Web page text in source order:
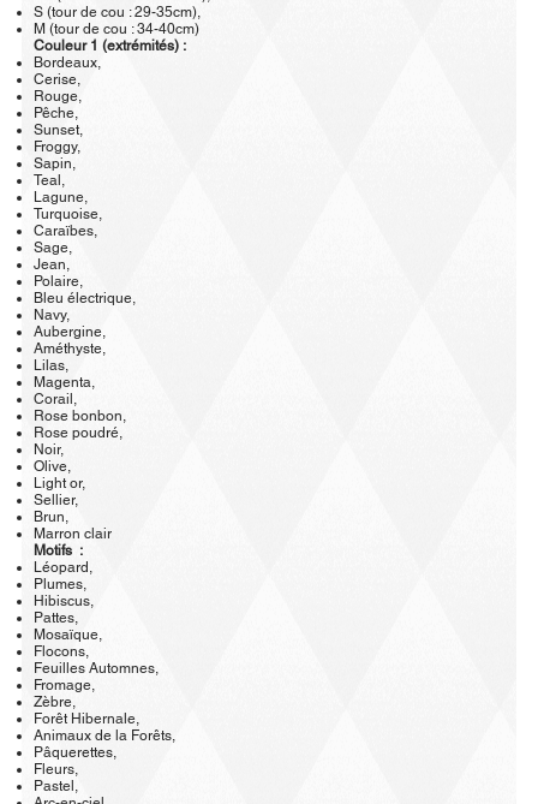
S (tour de cou : 29-35cm),
M (tour de cou : 34-40cm)
Couleur 1 (extrémités) :
Bordeaux,
Cerise,
Rouge,
Pêche,
Sunset,
Froggy,
Sapin,
Teal,
Lagune,
Turquoise,
Caraïbes,
Sage,
Jean,
Polaire,
Bleu électrique,
Navy,
Aubergine,
Améthyste,
Lilas,
Magenta,
Corail,
Rose bonbon,
Rose poudré,
Noir,
Olive,
Light or,
Sellier,
Brun,
Marron clair
Motifs :
Léopard,
Plumes,
Hibiscus,
Pattes,
Mosaïque,
Flocons,
Feuilles Automnes,
Fromage,
Zèbre,
Forêt Hibernale,
Animaux de la Forêts,
Pâquerettes,
Fleurs,
Pastel,